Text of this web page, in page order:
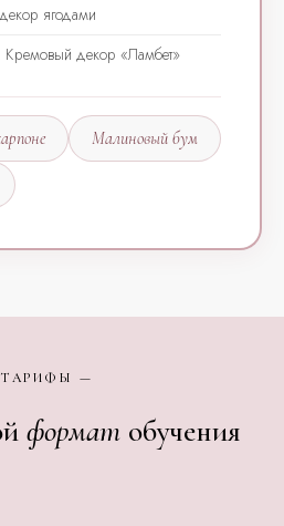
ягодами
Кремовый декор «Ламбет»
Малиновый бум
—
форматобучения